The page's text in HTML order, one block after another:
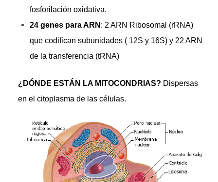
fosforilación oxidativa.
24 genes para ARN : 2 ARN Ribosomal (rRNA)
que codifican subunidades ( 12S y 16S) y 22 ARN
de la transferencia (tRNA)
¿DÓNDE ESTÁN LA MITOCONDRIAS? Dispersas
en el citoplasma de las células.